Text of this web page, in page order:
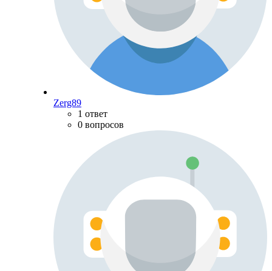
Zerg89
1 ответ
0 вопросов